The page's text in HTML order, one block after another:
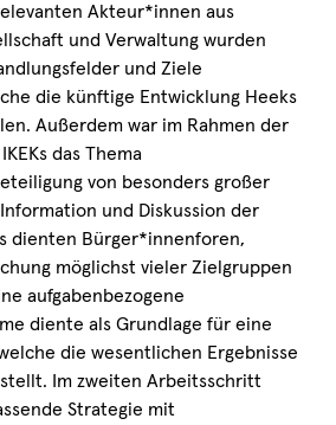
Akteur*innen aus
und Verwaltung wurden
und Ziele
die künftige Entwicklung Heeks
Außerdem war im Rahmen der
das Thema
von besonders großer
und Diskussion der
dienten Bürger*innenforen,
möglichst vieler Zielgruppen
aufgabenbezogene
diente als Grundlage für eine
die wesentlichen Ergebnisse
Im zweiten Arbeitsschritt
Strategie mit